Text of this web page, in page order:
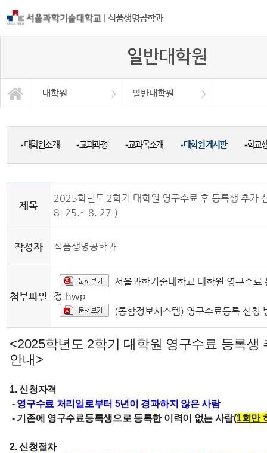
| 식품생명공학과
일반대학원
대학원 일반대학원
학과소개
교과과정
학사정보
대학원
정보광장
커뮤니티
일반대학원
산업대학원
■대학원소개 ■교과과정 ■교과목소개 ■대학원 게시판 ■학교
제목
2025학년도 2학기 대학원 영구수료 후 등록생 추가
8. 25.~ 8. 27.)
작성자 식품생명공학과
첨부파일
서울과학기술대학교 대학원 영구수료
정.hwp
(통합정보시스템) 영구수료등록 신청
<2025학년도 2학기 대학원 영구수료 등록생
안내>
1. 신청자격
- 영구수료 처리일로부터 5년이 경과하지 않은 사람
- 기존에 영구수료등록생으로 등록한 이력이 없는 사람(1회만
2. 신청절차